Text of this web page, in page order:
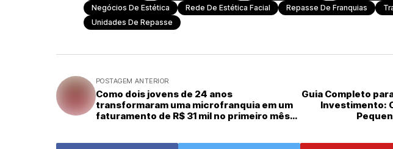
Negócios De Estética
Rede De Estética Facial Repasse De Franquias
Unidades De Repasse
POSTAGEM ANTERIOR
Como dois jovens de 24 anos
transformaram uma microfranquia em um
faturamento de R$ 31 mil no primeiro mês
Guia Completo
Investimento: